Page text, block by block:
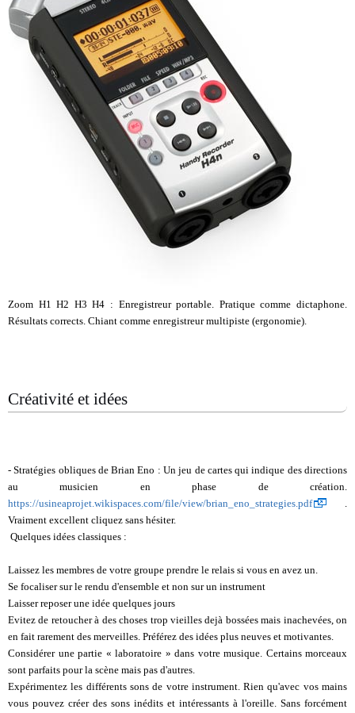
Zoom H1 H2 H3 H4 : Enregistreur portable. Pratique comme dictaphone.
Résultats corrects. Chiant comme enregistreur multipiste (ergonomie).
Créativité et idées
- Stratégies obliques de Brian Eno : Un jeu de cartes qui indique des directions
au musicien en phase de création.
https://usineaprojet.wikispaces.com/file/view/brian_eno_strategies.pdf
.
Vraiment excellent cliquez sans hésiter.
Quelques idées classiques :
Laissez les membres de votre groupe prendre le relais si vous en avez un.
Se focaliser sur le rendu d'ensemble et non sur un instrument
Laisser reposer une idée quelques jours
Evitez de retoucher à des choses trop vieilles dejà bossées mais inachevées, on
en fait rarement des merveilles. Préférez des idées plus neuves et motivantes.
Considérer une partie « laboratoire » dans votre musique. Certains morceaux
sont parfaits pour la scène mais pas d'autres.
Expérimentez les différents sons de votre instrument. Rien qu'avec vos mains
vous pouvez créer des sons inédits et intéressants à l'oreille. Sans forcément